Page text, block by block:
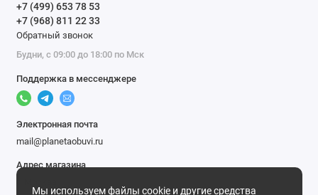
Мы используем файлы cookie и другие средства
+7 (499) 653 78 53
+7 (968) 811 22 33
Обратный звонок
Будни, с 09:00 до 18:00 по Мск
Поддержка в мессенджере
Электронная почта
mail@planetaobuvi.ru
Адрес магазина